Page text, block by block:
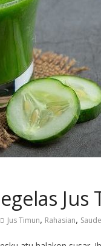
Jus
Jus Timun, Rahasian, Saude